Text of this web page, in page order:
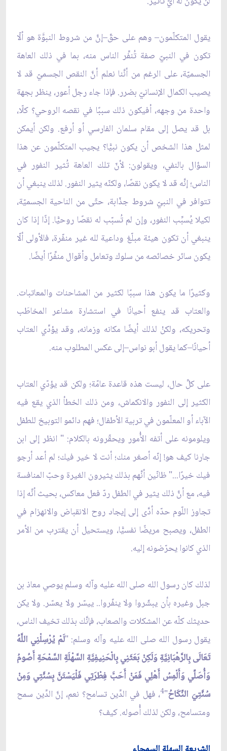
يقول المتكلّمون– وهم على حقّ–إنَّ من شروط النبوَّة هو ألّا
تكون في النبيّ صفة تُنفِّر الناس منه، بما في ذلك العاهة
الجسميّة، على الرغم من أنَّنا نعلم أنَّ النقص الجسميّ قد لا
يصيب الكمال الإنسانيّ بضرر. فإذا جاء رجل أعور، ينظر بجهة
واحدة من وجهه، أفيكون ذلك سببًا في نقصه الروحي؟ كلّا،
بل قد يصل إلى مقام سلمان الفارسي أو أرفع. ولكن أيمكن
لمثل هذا الشخص أن يكون نبيًّا؟ يجيب المتكلّمون عن هذا
السؤال بالنفي، ويقولون: لأنّ تلك العاهة تُثير النفور في
الناس؛ إنَّه قد لا يكون نقصًا، ولكنّه يثير النفور. لذلك ينبغي أن
تتوافر في النبيّ شروط جذّابة، حتّى من الناحية الجسميّة،
لكيلا يُسبِّب النفور، وإن لم تُسبّب له نقصًا روحيًّا. إذًا إذا كان
ينبغي أن تكون هيئة مبلّغ وداعية لله غير منفّرة، فالأولى ألّا
يكون سائر خصائصه من سلوك وتعامل وأقوال منفِّرًا أيضًا.
وكثيرًا ما يكون هذا سببًا لكثير من المشاحنات والمعاتبات.
والعتاب قد ينفع أحيانًا في استشارة مشاعر المخاطَب
وتحريكه، ولكنْ لذلك أيضًا مكانه وزمانه، وقد يؤدِّي العتاب
أحيانًا–كما يقول أبو نواس–إلى عكس المطلوب منه.
على كلِّ حال، ليست هذه قاعدة عامّة؛ ولكن قد يؤدّي العتاب
الكثير إلى النفور والانكماش، ومن ذلك الخطأ الذي يقع فيه
الآباء أو المعلّمون في تربية الأطفال؛ فهم دائمو التوبيخ للطفل
ويلومونه على أتفه الأُمور ويحقّرونه بالكلام: " انظر إلى ابن
جارنا كيف هو! إنّه أصغر منك؛ أنت لا خير فيك؛ لم أعد أرجو
فيك خيرًا..." ظانّين أنَّهم بذلك يثيرون الغيرة وحبّ المنافسة
فيه، مع أنَّ ذلك يثير في الطفل ردّ فعل معاكس، بحيث أنَّه إذا
تجاوز اللّوم حدّه أدَّى إلى إيجاد روح الانقباض والانهزام في
الطفل، ويصبح مريضًا نفسيًّا، ويستحيل أن يقترب من الأمر
الذي كانوا يحرّضونه إليه.
لذلك كان رسول الله صلى الله عليه وآله وسلم يوصي معاذ بن
جبل وغيره بأن يبشّروا ولا ينفّروا.. ييسّر ولا يعسّر. ولا يكن
حديثك كلّه عن المشكلات والصعاب، فإنَّك بذلك تخيف الناس،
يقول رسول الله صلى الله عليه وآله وسلم: "لَمْ يُرْسِلْنِي اللَّهُ
تَعَالَى بِالرَّهْبَانِيَّةِ وَلَكِنْ بَعَثَنِي بِالْحَنِيفِيَّةِ السَّهْلَةِ السَّمْحَةِ أَصُومُ
وَأُصَلِّي وَأَلْمِسُ أَهْلِي فَمَنْ أَحَبَّ فِطْرَتِي فَلْيَسْتَنَّ بِسُنَّتِي وَمِنْ
سُنَّتِيَ النِّكَاحُ"
4، فهل في الدِّين تسامح؟ نعم، إنَّ الدِّين سمح
ومتسامح، ولكن لذلك أُصوله. كيف؟